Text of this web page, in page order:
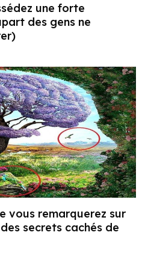
une forte
des gens ne
vous remarquerez sur
secrets cachés de